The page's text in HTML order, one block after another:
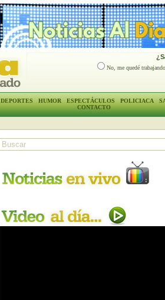
No, me quedé trabajando.
DEPORTES HUMOR ESPECTÁCULOS POLICIACA
CONTACTO